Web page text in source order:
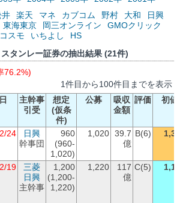
井 楽天 マネ カブコム 野村 大和
日興
東海東京 岡三オンライン
GMOクリック
スモ いちよし
HS
タンレー証券の抽出結果 (21件)
76.2%)
1件目から100件目までを表示
主幹事
引受
想定
(仮条
件)
公募
吸収
金額
評価 初値
24
日興
幹事団
960
(960-
1,020)
1,020 39.7
億
B(6)
19
三菱
日興
主幹事
1,200
(1,200-
1,220)
1,220
117
億
C(5)